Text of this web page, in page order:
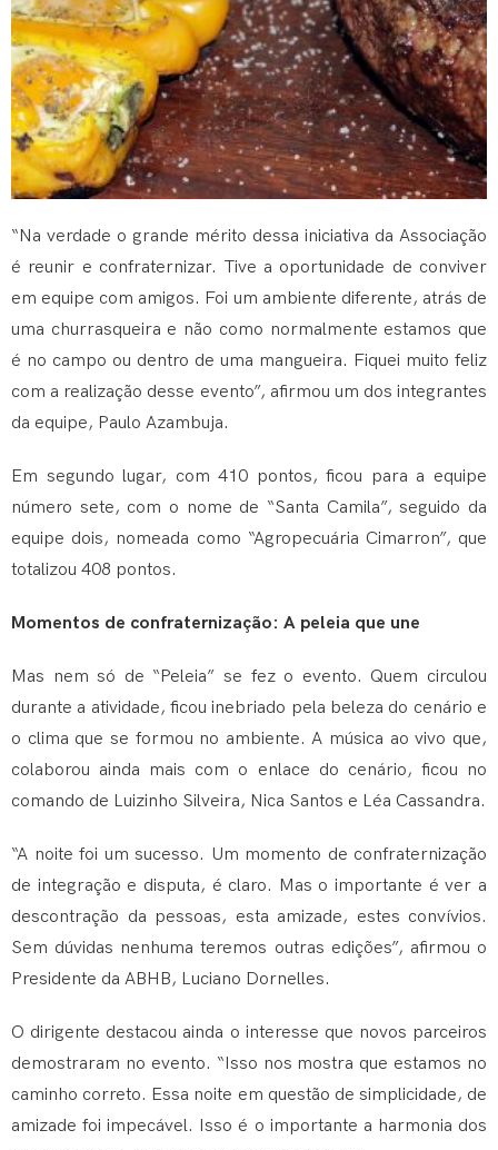
“Na verdade o grande mérito dessa iniciativa da Associação
é reunir e confraternizar. Tive a oportunidade de conviver
em equipe com amigos. Foi um ambiente diferente, atrás de
uma churrasqueira e não como normalmente estamos que
é no campo ou dentro de uma mangueira. Fiquei muito feliz
com a realização desse evento”, afirmou um dos integrantes
da equipe, Paulo Azambuja.
Em segundo lugar, com 410 pontos, ficou para a equipe
número sete, com o nome de “Santa Camila”, seguido da
equipe dois, nomeada como “Agropecuária Cimarron”, que
totalizou 408 pontos.
Momentos de confraternização: A peleia que une
Mas nem só de “Peleia” se fez o evento. Quem circulou
durante a atividade, ficou inebriado pela beleza do cenário e
o clima que se formou no ambiente. A música ao vivo que,
colaborou ainda mais com o enlace do cenário, ficou no
comando de Luizinho Silveira, Nica Santos e Léa Cassandra.
“A noite foi um sucesso. Um momento de confraternização
de integração e disputa, é claro. Mas o importante é ver a
descontração da pessoas, esta amizade, estes convívios.
Sem dúvidas nenhuma teremos outras edições”, afirmou o
Presidente da ABHB, Luciano Dornelles.
O dirigente destacou ainda o interesse que novos parceiros
demostraram no evento. “Isso nos mostra que estamos no
caminho correto. Essa noite em questão de simplicidade, de
amizade foi impecável. Isso é o importante a harmonia dos